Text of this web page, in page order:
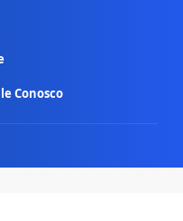
Conosco